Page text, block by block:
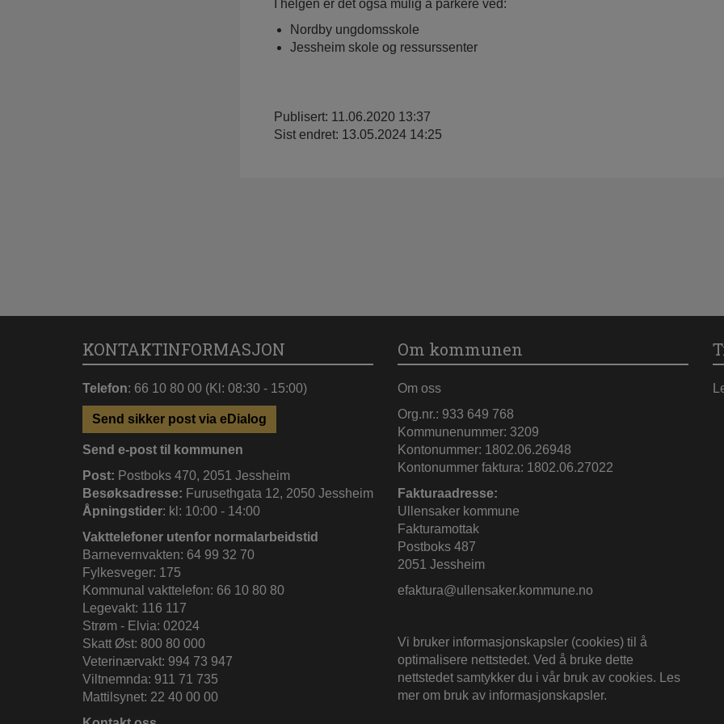
I helgen er det også mulig å parkere ved:
Nordby ungdomsskole
Jessheim skole og ressurssenter
Publisert: 11.06.2020 13:37
Sist endret: 13.05.2024 14:25
KONTAKTINFORMASJON
Telefon: 66 10 80 00 (Kl: 08:30 - 15:00)
Send sikker post via eDialog
Send e-post til kommunen
Post: Postboks 470, 2051 Jessheim
Besøksadresse: Furusethgata 12, 2050 Jessheim
Åpningstider: kl: 10:00 - 14:00
Vakttelefoner utenfor normalarbeidstid
Barnevernvakten: 64 99 32 70
Fylkesveger: 175
Kommunal vakttelefon: 66 10 80 80
Legevakt: 116 117
Strøm - Elvia: 02024
Skatt Øst: 800 80 000
Veterinærvakt: 994 73 947
Viltnemnda: 911 71 735
Mattilsynet: 22 40 00 00
Om kommunen
Om oss
Org.nr.: 933 649 768
Kommunenummer: 3209
Kontonummer: 1802.06.26948
Kontonummer faktura: 1802.06.27022
Fakturaadresse:
Ullensaker kommune
Fakturamottak
Postboks 487
2051 Jessheim
efaktura@ullensaker.kommune.no
Vi bruker informasjonskapsler (cookies) til å
optimalisere nettstedet. Ved å bruke dette
nettstedet samtykker du i vår bruk av cookies.
Les
mer om bruk av informasjonskapsler.